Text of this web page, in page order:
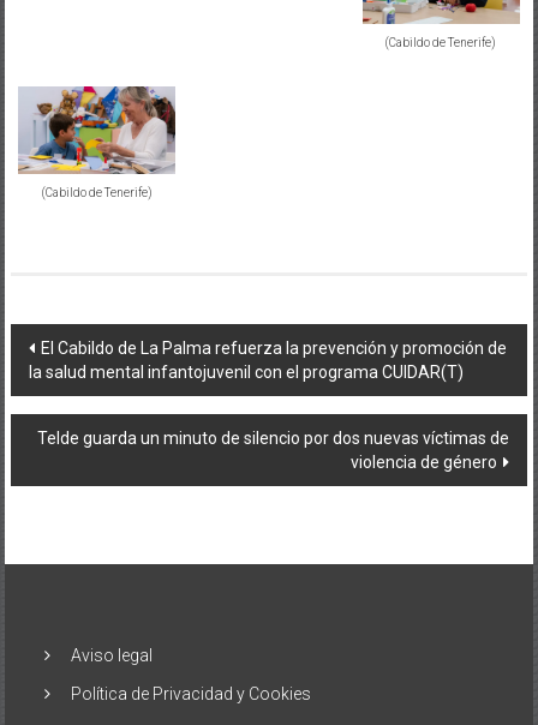
(Cabildo de Tenerife)
(Cabildo de Tenerife)
Navegación
de
entradas
El Cabildo de La Palma refuerza la prevención y promoción de
la salud mental infantojuvenil con el programa CUIDAR(T)
Telde guarda un minuto de silencio por dos nuevas víctimas de
violencia de género
Aviso legal
Política de Privacidad y Cookies